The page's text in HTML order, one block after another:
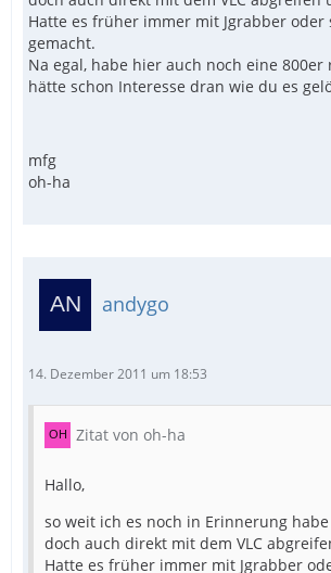
Hatte es früher immer mit Jgrabber oder
gemacht.
Na egal, habe hier auch noch eine
hätte schon Interesse dran wie du es
mfg
oh-ha
andygo
14. Dezember 2011 um 18:53
Zitat von oh-ha
Hallo,
so weit ich es noch in Erinnerung
doch auch direkt mit dem VLC
Hatte es früher immer mit Jgrabber